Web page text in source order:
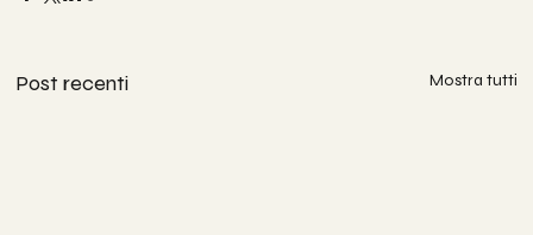
Post recenti Mostra tutti